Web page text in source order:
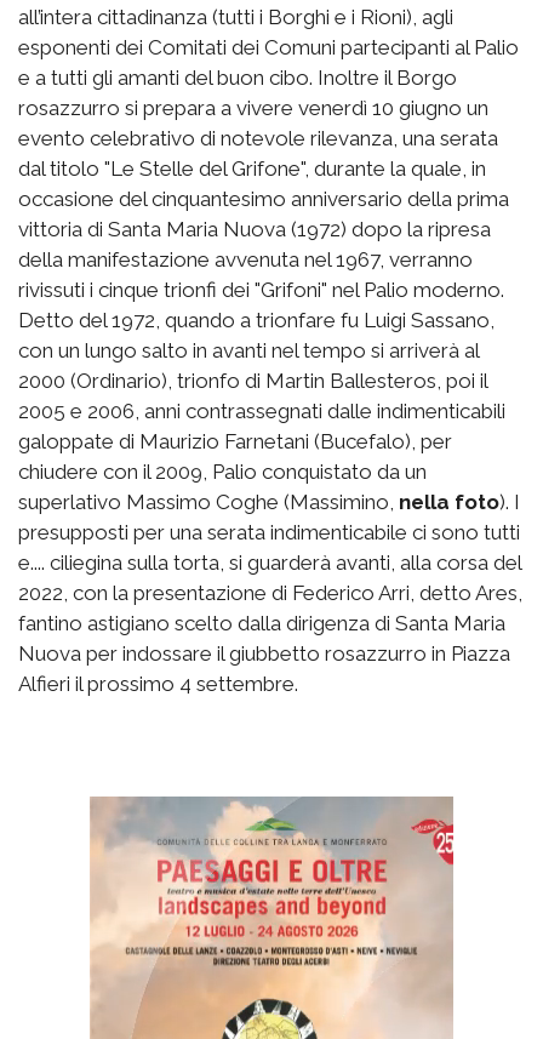
all’intera cittadinanza (tutti i Borghi e i Rioni), agli
esponenti dei Comitati dei Comuni partecipanti al Palio
e a tutti gli amanti del buon cibo. Inoltre il Borgo
rosazzurro si prepara a vivere venerdì 10 giugno un
evento celebrativo di notevole rilevanza, una serata
dal titolo "Le Stelle del Grifone", durante la quale, in
occasione del cinquantesimo anniversario della prima
vittoria di Santa Maria Nuova (1972) dopo la ripresa
della manifestazione avvenuta nel 1967, verranno
rivissuti i cinque trionfi dei "Grifoni" nel Palio moderno.
Detto del 1972, quando a trionfare fu Luigi Sassano,
con un lungo salto in avanti nel tempo si arriverà al
2000 (Ordinario), trionfo di Martin Ballesteros, poi il
2005 e 2006, anni contrassegnati dalle indimenticabili
galoppate di Maurizio Farnetani (Bucefalo), per
chiudere con il 2009, Palio conquistato da un
superlativo Massimo Coghe (Massimino, nella foto). I
presupposti per una serata indimenticabile ci sono tutti
e.... ciliegina sulla torta, si guarderà avanti, alla corsa del
2022, con la presentazione di Federico Arri, detto Ares,
fantino astigiano scelto dalla dirigenza di Santa Maria
Nuova per indossare il giubbetto rosazzurro in Piazza
Alfieri il prossimo 4 settembre.